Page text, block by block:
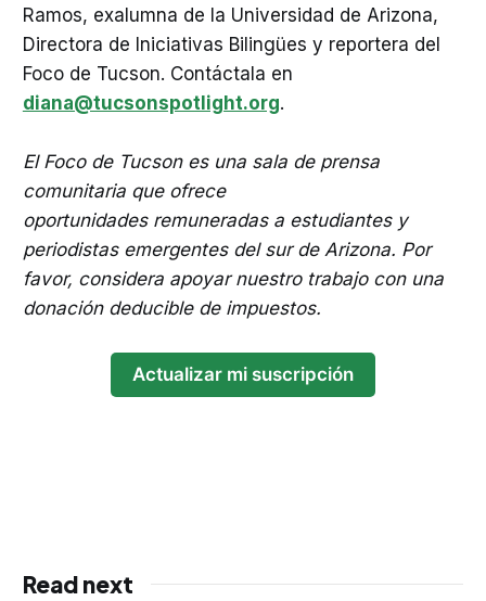
Ramos, exalumna de la Universidad de Arizona,
Directora de Iniciativas Bilingües y reportera del
Foco de Tucson. Contáctala en
diana@tucsonspotlight.org.
El Foco de Tucson es una sala de prensa
comunitaria que ofrece
oportunidades remuneradas a estudiantes y
periodistas emergentes del sur de Arizona. Por
favor, considera apoyar nuestro trabajo con una
donación deducible de impuestos.
Actualizar mi suscripción
Read next